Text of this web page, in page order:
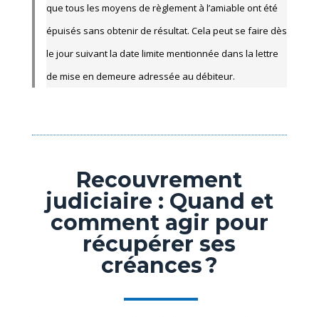
que tous les moyens de règlement à l’amiable ont été
épuisés sans obtenir de résultat. Cela peut se faire dès
le jour suivant la date limite mentionnée dans la lettre
de mise en demeure adressée au débiteur.
Recouvrement
judiciaire : Quand et
comment agir pour
récupérer ses
créances ?